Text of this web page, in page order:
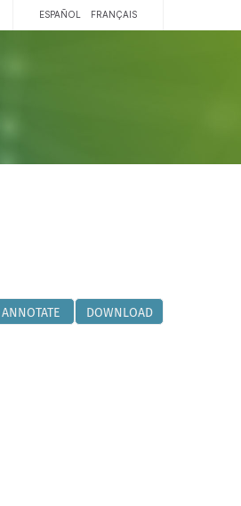
ESPAÑOL FRANÇAIS
ANNOTATE DOWNLOAD